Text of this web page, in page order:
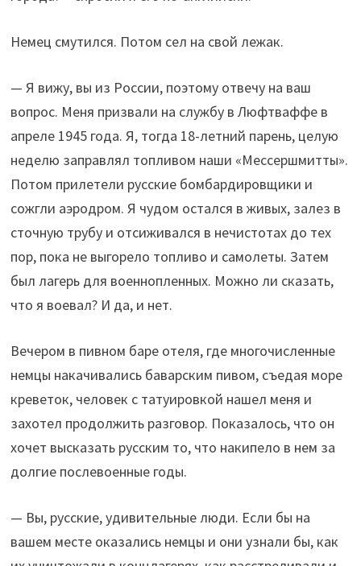
Немец смутился. Потом сел на свой лежак.
— Я вижу, вы из России, поэтому отвечу на ваш
вопрос. Меня призвали на службу в Люфтваффе в
апреле 1945 года. Я, тогда 18-летний парень, целую
неделю заправлял топливом наши «Мессершмитты».
Потом прилетели русские бомбардировщики и
сожгли аэродром. Я чудом остался в живых, залез в
сточную трубу и отсиживался в нечистотах до тех
пор, пока не выгорело топливо и самолеты. Затем
был лагерь для военнопленных. Можно ли сказать,
что я воевал? И да, и нет.
Вечером в пивном баре отеля, где многочисленные
немцы накачивались баварским пивом, съедая море
креветок, человек с татуировкой нашел меня и
захотел продолжить разговор. Показалось, что он
хочет высказать русским то, что накипело в нем за
долгие послевоенные годы.
— Вы, русские, удивительные люди. Если бы на
вашем месте оказались немцы и они узнали бы, как